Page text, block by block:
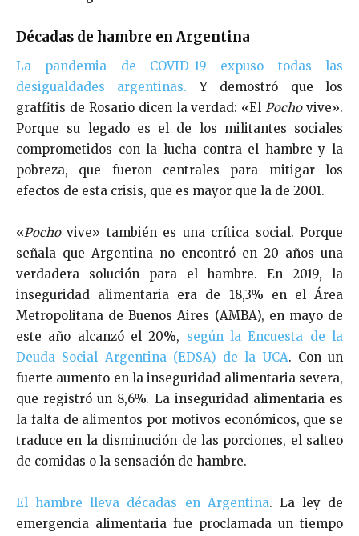
Décadas de hambre en Argentina
La pandemia de COVID-19 expuso todas las
desigualdades argentinas. Y demostró que los
graffitis de Rosario dicen la verdad: «ElPocho vive».
Porque su legado es el de los militantes sociales
comprometidos con la lucha contra el hambre y la
pobreza, que fueron centrales para mitigar los
efectos de esta crisis, que es mayor que la de 2001.
«Pochovive» también es una crítica social. Porque
señala que Argentina no encontró en 20 años una
verdadera solución para el hambre. En 2019, la
inseguridad alimentaria era de 18,3% en el Área
Metropolitana de Buenos Aires (AMBA), en mayo de
este año alcanzó el 20%, según la Encuesta de la
Deuda Social Argentina (EDSA) de la UCA. Con un
fuerte aumento en la inseguridad alimentaria severa,
que registró un 8,6%. La inseguridad alimentaria es
la falta de alimentos por motivos económicos, que se
traduce en la disminución de las porciones, el salteo
de comidas o la sensación de hambre.
El hambre lleva décadas en Argentina. La ley de
emergencia alimentaria fue proclamada un tiempo